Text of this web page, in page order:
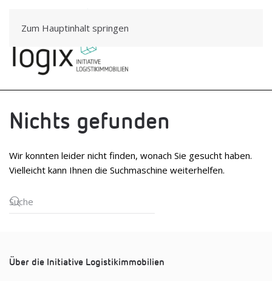
Zum Hauptinhalt springen
Nichts gefunden
Wir konnten leider nicht finden, wonach Sie gesucht haben.
Vielleicht kann Ihnen die Suchmaschine weiterhelfen.
Über die Initiative Logistikimmobilien